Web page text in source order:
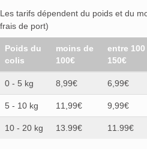
Les tarifs dépendent du poids et du
frais de port)
Poids du
colis
moins de
100€
entre 100
150€
0 - 5 kg 8,99€ 6,99€
5 - 10 kg 11,99€ 9,99€
10 - 20 kg 13.99€ 11.99€